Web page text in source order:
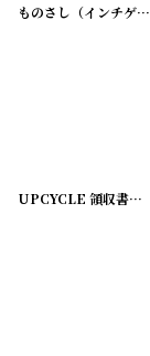
ものさし（インチゲージ）
UPCYCLE 領収書『SECURITY-FIRST NATIONAL BANK OF LOS ANGELES』